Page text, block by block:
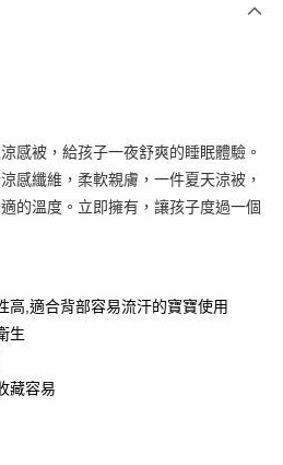
彰化商業銀行
台北富邦商業銀行
兆豐國際商業銀行
永豐商業銀行
彰化商業銀行
台北富邦商業銀行
遠東國際商業銀行
以上)免運費
感被，給孩子一夜舒爽的睡眠體驗。
感纖維，柔軟親膚，一件夏天涼被，
的溫度。立即擁有，讓孩子度過一個
高,適合背部容易流汗的寶寶使用
生
藏容易